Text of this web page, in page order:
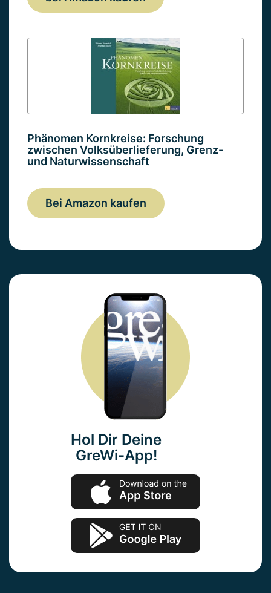
Phänomen Kornkreise: Forschung
zwischen Volksüberlieferung, Grenz-
und Naturwissenschaft
Bei Amazon kaufen
Hol Dir Deine
GreWi-App!